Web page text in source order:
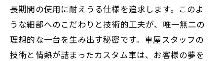
長期間の使用に耐えうる仕様を追求します。このよ
うな細部へのこだわりと技術的工夫が、唯一無二の
理想的な一台を生み出す秘密です。車屋スタッフの
技術と情熱が詰まったカスタム車は、お客様の夢を